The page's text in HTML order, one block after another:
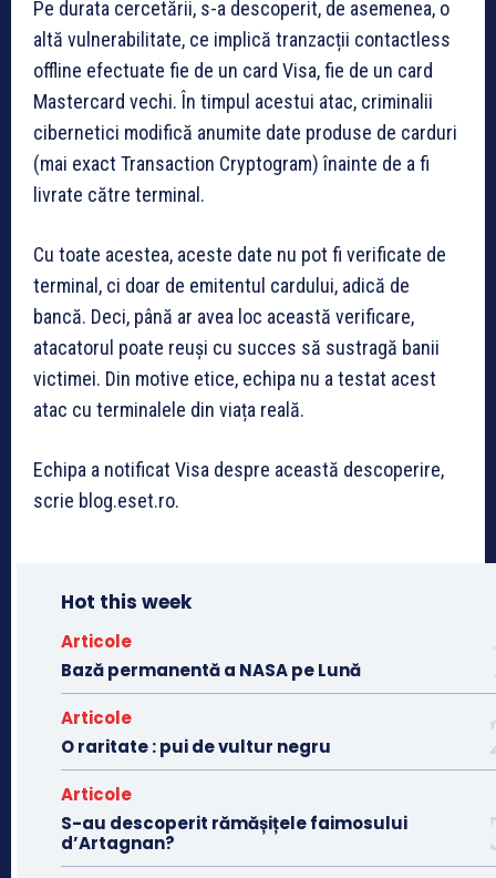
Pe durata cercetării, s-a descoperit, de asemenea, o
altă vulnerabilitate, ce implică tranzacții contactless
offline efectuate fie de un card Visa, fie de un card
Mastercard vechi. În timpul acestui atac, criminalii
cibernetici modifică anumite date produse de carduri
(mai exact Transaction Cryptogram) înainte de a fi
livrate către terminal.
Cu toate acestea, aceste date nu pot fi verificate de
terminal, ci doar de emitentul cardului, adică de
bancă. Deci, până ar avea loc această verificare,
atacatorul poate reuși cu succes să sustragă banii
victimei. Din motive etice, echipa nu a testat acest
atac cu terminalele din viața reală.
Echipa a notificat Visa despre această descoperire,
scrie blog.eset.ro.
Hot this week
Articole
Bază permanentă a NASA pe Lună
Articole
O raritate : pui de vultur negru
Articole
S-au descoperit rămășițele faimosului
d’Artagnan?